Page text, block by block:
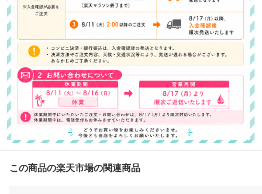
この商品の楽天市場の関連商品